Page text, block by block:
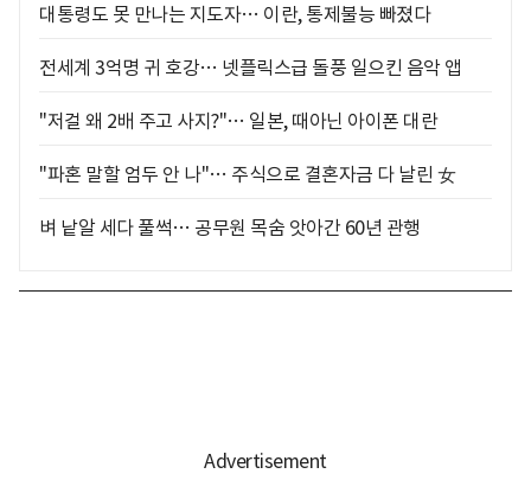
대통령도 못 만나는 지도자… 이란, 통제불능 빠졌다
전세계 3억명 귀 호강… 넷플릭스급 돌풍 일으킨 음악 앱
"저걸 왜 2배 주고 사지?"… 일본, 때아닌 아이폰 대란
"파혼 말할 엄두 안 나"… 주식으로 결혼자금 다 날린 女
벼 낱알 세다 풀썩… 공무원 목숨 앗아간 60년 관행